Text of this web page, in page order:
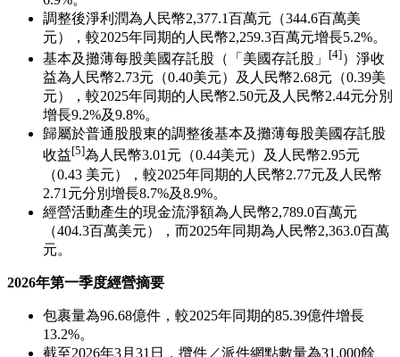
2026年第一季度財務摘要
收入為人民幣13,282.4百萬元（1,925.5百萬美元），較
2025年同期的人民幣10,891.5百萬元增長22.0%。
毛利為人民幣3,235.2百萬元（469.0百萬美元），較2025
年同期的人民幣2,689.2百萬元增長20.3%。
淨利潤為人民幣2,156.4百萬元（312.6百萬美元），較
2025年同期的人民幣2,039.2百萬元增長5.7%。
調整後息稅折攤前收益
[3]為人民幣3,941.3百萬元（571.4
百萬美元），較2025年同期的人民幣3,686.7百萬元增長
6.9%。
調整後淨利潤為人民幣2,377.1百萬元（344.6百萬美
元），較2025年同期的人民幣2,259.3百萬元增長5.2%。
基本及攤薄每股美國存託股（「美國存託股」
益為人民幣2.73元（0.40美元）及人民幣2.68元（0.39美
元），較2025年同期的人民幣2.50元及人民幣2.44元分別
增長9.2%及9.8%。
歸屬於普通股股東的調整後基本及攤薄每股美國存託股
收益[5]為人民幣3.01元（0.44美元）及人民幣2.95元